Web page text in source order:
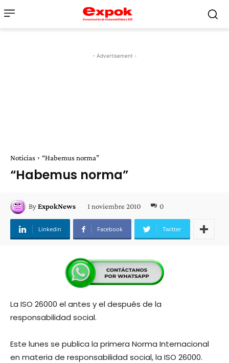
- Advertisement -
Noticias “Habemus norma”
“Habemus norma”
ByExpokNews 1 noviembre 2010 0
Linkedin Facebook Twitter
La ISO 26000 el antes y el después de la
responsabilidad social.
Este lunes se publica la primera Norma Internacional
en materia de responsabilidad social, la ISO 26000.